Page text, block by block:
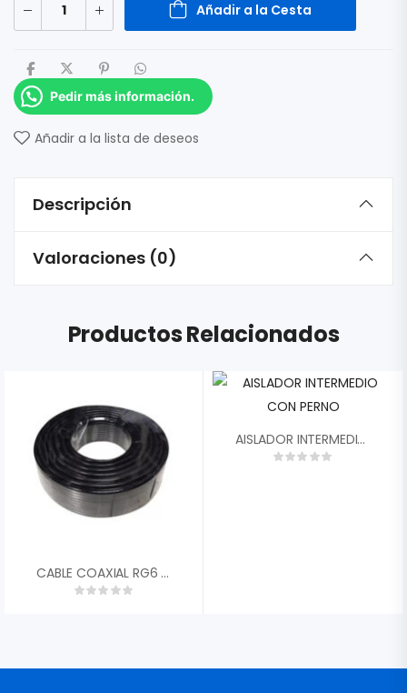
Añadir a la Cesta
Pedir más información.
Añadir a la lista de deseos
Descripción
Valoraciones (0)
Productos Relacionados
CABLE COAXIAL RG6 NETVSION
AISLADOR INTERMEDIO CON PERNO